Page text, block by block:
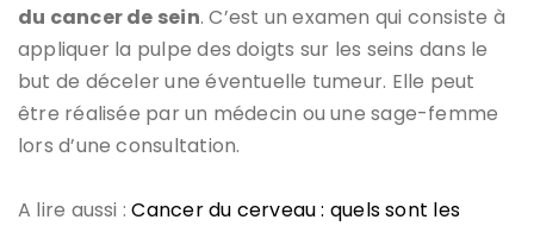
du cancer de sein. C’est un examen qui consiste à
appliquer la pulpe des doigts sur les seins dans le
but de déceler une éventuelle tumeur. Elle peut
être réalisée par un médecin ou une sage-femme
lors d’une consultation.
A lire aussi :Cancer du cerveau : quels sont les